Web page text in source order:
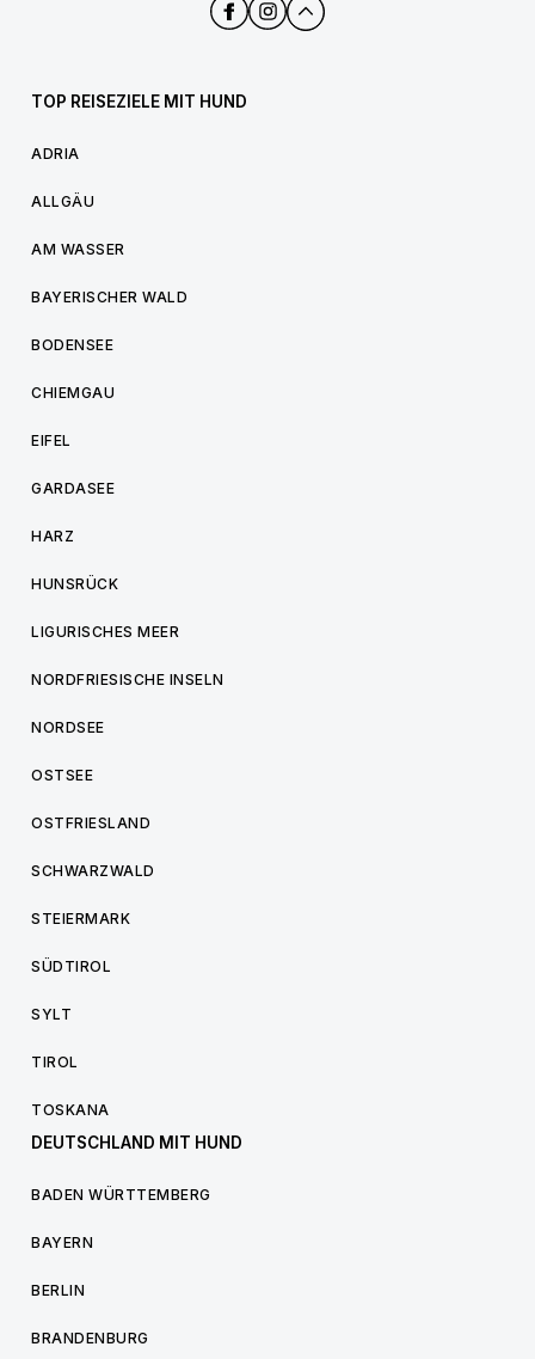
TOP REISEZIELE MIT HUND
ADRIA
ALLGÄU
AM WASSER
BAYERISCHER WALD
BODENSEE
CHIEMGAU
EIFEL
GARDASEE
HARZ
HUNSRÜCK
LIGURISCHES MEER
NORDFRIESISCHE INSELN
NORDSEE
OSTSEE
OSTFRIESLAND
SCHWARZWALD
STEIERMARK
SÜDTIROL
SYLT
TIROL
TOSKANA
DEUTSCHLAND MIT HUND
BADEN WÜRTTEMBERG
BAYERN
BERLIN
BRANDENBURG